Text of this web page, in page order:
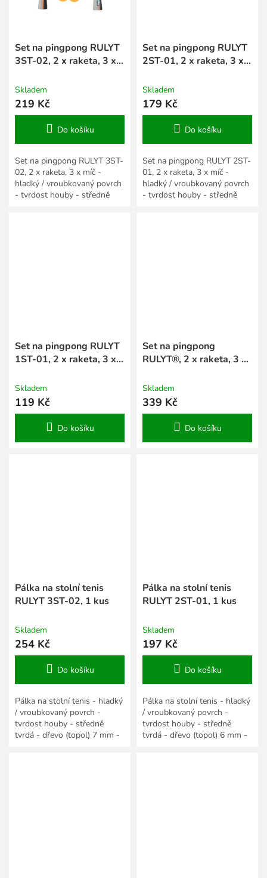
Set na pingpong RULYT
3ST-02, 2 x raketa, 3 x
Skladem
219 Kč
Do košíku
Set na pingpong RULYT 3ST-
02, 2 x raketa, 3 x míč -
hladký / vroubkovaný povrch
- tvrdost houby - středně
Set na pingpong RULYT
2ST-01, 2 x raketa, 3 x
Skladem
179 Kč
Do košíku
Set na pingpong RULYT 2ST-
01, 2 x raketa, 3 x míč -
hladký / vroubkovaný povrch
- tvrdost houby - středně
Set na pingpong RULYT
1ST-01, 2 x raketa, 3 x
Skladem
119 Kč
Do košíku
Set na pingpong
RULYT®, 2 x raketa, 3 x
Skladem
339 Kč
Do košíku
Pálka na stolní tenis
RULYT 3ST-02, 1 kus
Skladem
254 Kč
Do košíku
Pálka na stolní tenis - hladký
/ vroubkovaný povrch -
tvrdost houby - středně
tvrdá - dřevo (topol) 7 mm -
Pálka na stolní tenis
RULYT 2ST-01, 1 kus
Skladem
197 Kč
Do košíku
Pálka na stolní tenis - hladký
/ vroubkovaný povrch -
tvrdost houby - středně
tvrdá - dřevo (topol) 6 mm -